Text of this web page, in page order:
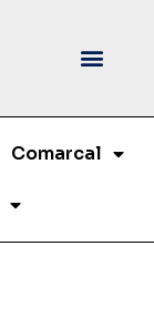
Comarcal